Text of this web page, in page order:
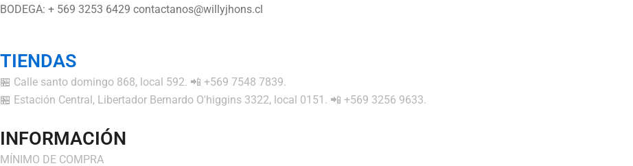
BODEGA: + 569 3253 6429 contactanos@willyjhons.cl
TIENDAS
🏪 Calle santo domingo 868, local 592. 📲 +569 7548 7839.
🏪 Estación Central, Libertador Bernardo O'higgins 3322, local 0151. 📲 +569 3256 9633.
INFORMACIÓN
MÍNIMO DE COMPRA